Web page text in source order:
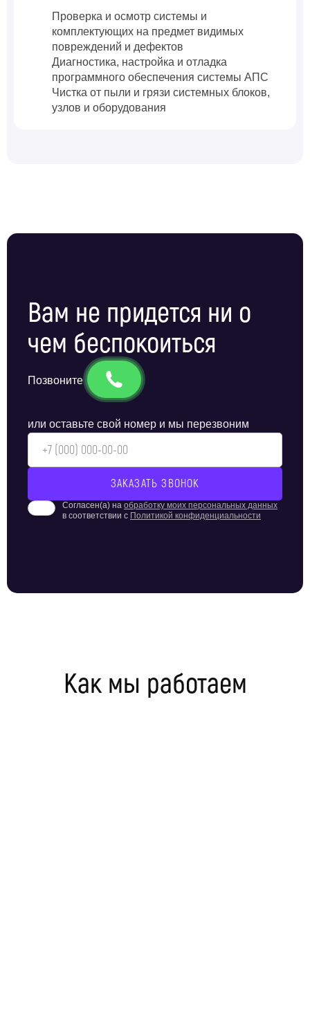
Проверка и осмотр системы и
комплектующих на предмет видимых
повреждений и дефектов
Диагностика, настройка и отладка
программного обеспечения системы АПС
Чистка от пыли и грязи системных блоков,
узлов и оборудования
Вам не придется ни о
чем беспокоиться
Позвоните
или оставьте свой номер и мы перезвоним
Согласен(а) на обработку моих персональных данных
в соответствии с Политикой конфиденциальности
Как мы работаем